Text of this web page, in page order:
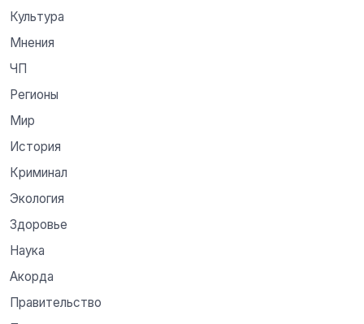
Культура
Мнения
ЧП
Регионы
Мир
История
Криминал
Экология
Здоровье
Наука
Акорда
Правительство